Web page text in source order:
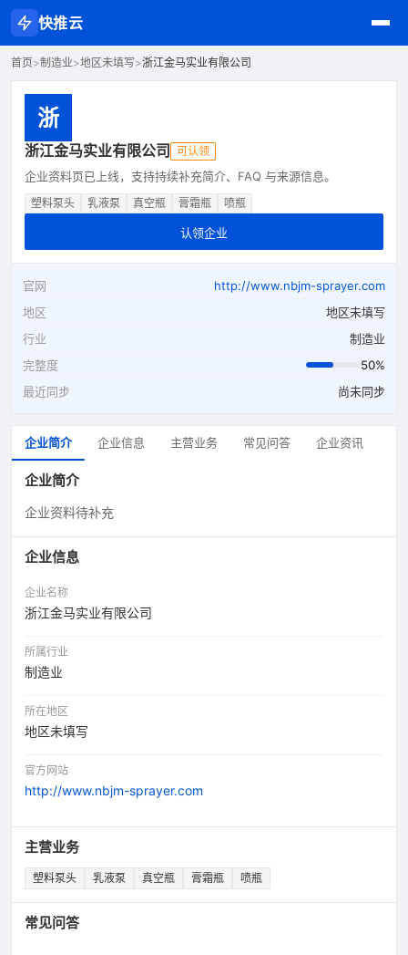
快推云
首页>制造业>地区未填写>浙江金马实业有限公司
浙
浙江金马实业有限公司 可认领
企业资料页已上线，支持持续补充简介、FAQ 与来源信息。
塑料泵头 乳液泵 真空瓶 膏霜瓶 喷瓶
认领企业
官网
http://www.nbjm-sprayer.com
地区
地区未填写
行业
制造业
完整度
50%
最近同步
尚未同步
企业简介 企业信息 主营业务 常见问答 企业资讯
企业简介
企业资料待补充
企业信息
企业名称
浙江金马实业有限公司
所属行业
制造业
所在地区
地区未填写
官方网站
http://www.nbjm-sprayer.com
主营业务
塑料泵头 乳液泵 真空瓶 膏霜瓶 喷瓶
常见问答